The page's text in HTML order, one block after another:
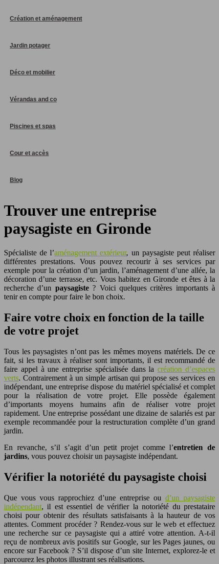
Création et aménagement
Jardin potager
Déco et mobilier
Vérandas and co
Piscines et spas
Cour et accès
Blog
Trouver une entreprise
paysagiste en Gironde
Spécialiste de l’aménagement extérieur, un paysagiste peut réaliser
différentes prestations. Vous pouvez recourir à ses services par
exemple pour la création d’un jardin, l’aménagement d’une allée, la
décoration d’une terrasse, etc. Vous habitez en Gironde et êtes à la
recherche d’un paysagiste? Voici quelques critères importants à
tenir en compte pour faire le bon choix.
Faire votre choix en fonction de la taille
de votre projet
Tous les paysagistes n’ont pas les mêmes moyens matériels. De ce
fait, si les travaux à réaliser sont importants, il est recommandé de
faire appel à une entreprise spécialisée dans lacréation d’espaces
verts. Contrairement à un simple artisan qui propose ses services en
indépendant, une entreprise dispose du matériel spécialisé et complet
pour la réalisation de votre projet. Elle possède également
d’importants moyens humains afin de réaliser votre projet
rapidement. Une entreprise possédant une dizaine de salariés est par
exemple recommandée pour la restructuration complète d’un grand
jardin.
En revanche, s’il s’agit d’un petit projet comme l’entretien de
jardins, vous pouvez choisir un paysagiste indépendant.
Vérifier la notoriété du paysagiste choisi
Que vous vous rapprochiez d’une entreprise ou d’un paysagiste
indépendant, il est essentiel de vérifier la notoriété du prestataire
choisi pour obtenir des résultats satisfaisants à la hauteur de vos
attentes. Comment procéder ? Rendez-vous sur le web et effectuez
une recherche sur ce paysagiste qui a attiré votre attention. A-t-il
reçu de nombreux avis positifs sur Google, sur les Pages jaunes, ou
encore sur Facebook ? S’il dispose d’un site Internet, explorez-le et
parcourez les photos illustrant ses réalisations.